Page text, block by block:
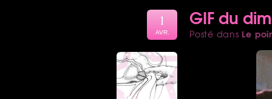
GIF du
Posté dans Le
1
AVR.